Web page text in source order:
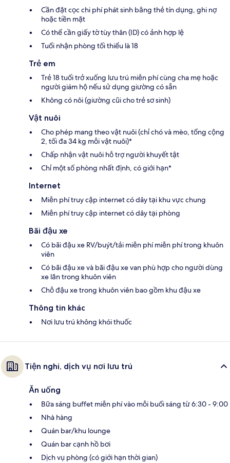
Cần đặt cọc chi phí phát sinh bằng thẻ tín dụng, ghi nợ
hoặc tiền mặt
Có thể cần giấy tờ tùy thân (ID) có ảnh hợp lệ
Tuổi nhận phòng tối thiểu là 18
Trẻ em
Trẻ 18 tuổi trở xuống lưu trú miễn phí cùng cha mẹ hoặc
người giám hộ nếu sử dụng giường có sẵn
Không có nôi (giường cũi cho trẻ sơ sinh)
Vật nuôi
Cho phép mang theo vật nuôi (chỉ chó và mèo, tổng cộng
2, tối đa 34 kg mỗi vật nuôi)*
Chấp nhận vật nuôi hỗ trợ người khuyết tật
Chỉ một số phòng nhất định, có giới hạn*
Internet
Miễn phí truy cập internet có dây tại khu vực chung
Miễn phí truy cập internet có dây tại phòng
Bãi đậu xe
Có bãi đậu xe RV/buýt/tải miễn phí miễn phí trong khuôn
viên
Có bãi đậu xe và bãi đậu xe van phù hợp cho người dùng
xe lăn trong khuôn viên
Chỗ đậu xe trong khuôn viên bao gồm khu đậu xe
Thông tin khác
Nơi lưu trú không khói thuốc
Tiện nghi, dịch vụ nơi lưu trú
Ăn uống
Bữa sáng buffet miễn phí vào mỗi buổi sáng từ 6:30 - 9:00
Nhà hàng
Quán bar/khu lounge
Quán bar cạnh hồ bơi
Dịch vụ phòng (có giới hạn thời gian)